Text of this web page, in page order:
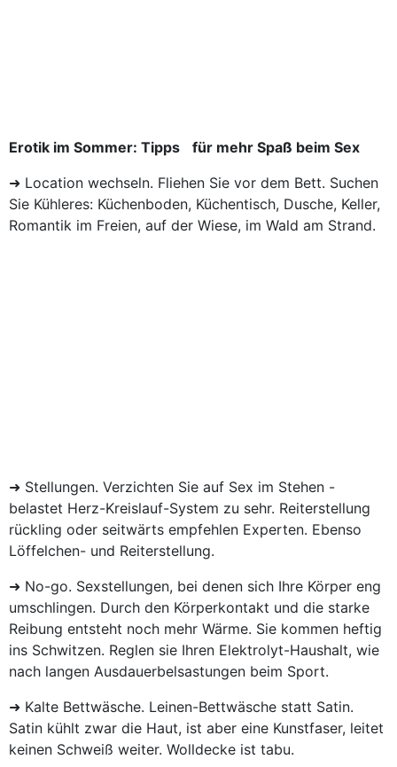
Erotik im Sommer: Tipps für mehr Spaß beim Sex
➜ Location wechseln. Fliehen Sie vor dem Bett. Suchen
Sie Kühleres: Küchenboden, Küchentisch, Dusche, Keller,
Romantik im Freien, auf der Wiese, im Wald am Strand.
➜ Stellungen. Verzichten Sie auf Sex im Stehen -
belastet Herz-Kreislauf-System zu sehr. Reiterstellung
rückling oder seitwärts empfehlen Experten. Ebenso
Löffelchen- und Reiterstellung.
➜ No-go. Sexstellungen, bei denen sich Ihre Körper eng
umschlingen. Durch den Körperkontakt und die starke
Reibung entsteht noch mehr Wärme. Sie kommen heftig
ins Schwitzen. Reglen sie Ihren Elektrolyt-Haushalt, wie
nach langen Ausdauerbelsastungen beim Sport.
➜ Kalte Bettwäsche. Leinen-Bettwäsche statt Satin.
Satin kühlt zwar die Haut, ist aber eine Kunstfaser, leitet
keinen Schweiß weiter. Wolldecke ist tabu.